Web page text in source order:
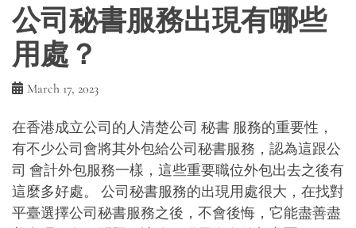
公司秘書服務出現有哪些
用處？
March 17, 2023
在香港成立公司的人清楚公司 秘書 服務的重要性，
有不少公司會將其外包給公司秘書服務，認為這跟公
司 會計外包服務一樣，這些重要職位外包出去之後有
這麼多好處。 公司秘書服務的出現用處很大，在找對
平臺選擇公司秘書服務之後，不會後悔，它能盡善盡